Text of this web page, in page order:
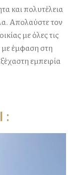
και πολυτέλεια
Απολαύστε τον
με όλες τις
έμφαση στη
εμπειρία
: